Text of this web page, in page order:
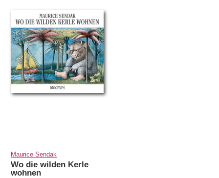
Maurice Sendak
Wo die wilden Kerle
wohnen